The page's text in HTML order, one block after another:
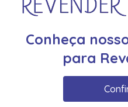
Conheça
para